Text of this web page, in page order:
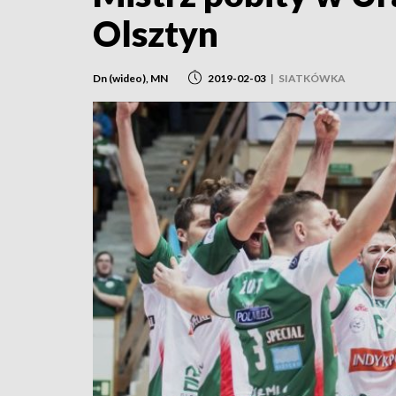
Olsztyn
Dn (wideo), MN 2019-02-03 | SIATKÓWKA